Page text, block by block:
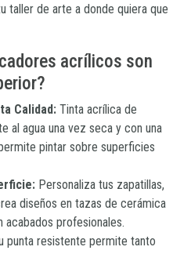
taller de arte a donde quiera que
acrílicos son
Calidad: Tinta acrílica de
al agua una vez seca y con una
pintar sobre superficies
Personaliza tus zapatillas,
diseños en tazas de cerámica
profesionales.
punta resistente permite tanto